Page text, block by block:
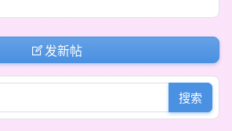
发新帖
搜索